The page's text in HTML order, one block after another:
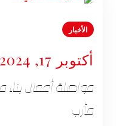
الأخبار
أكتوبر 17, 2024
مواصلة أعمال
مأرب